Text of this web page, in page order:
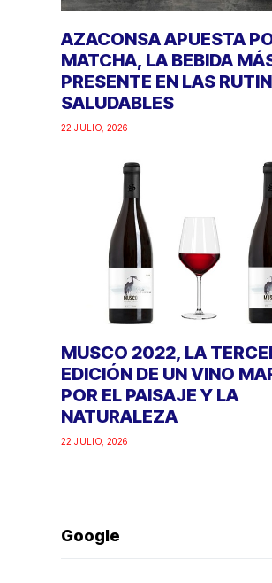
AZACONSA APUESTA
MATCHA, LA BEBIDA
PRESENTE EN LAS
SALUDABLES
22 JULIO, 2026
MUSCO 2022, LA
EDICIÓN DE UN VINO
POR EL PAISAJE Y LA
NATURALEZA
22 JULIO, 2026
Google